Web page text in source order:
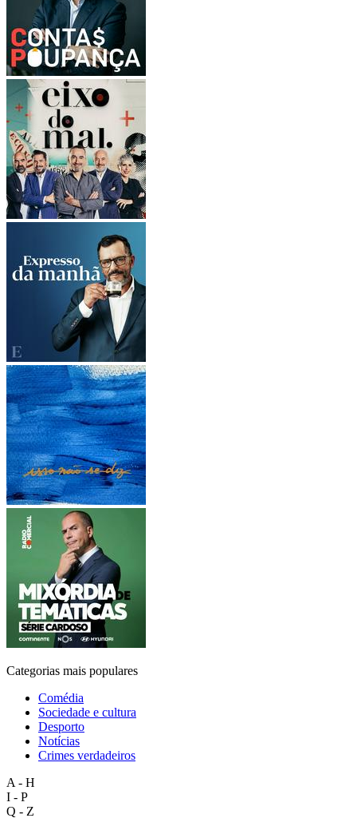
Categorias mais populares
Comédia
Sociedade e cultura
Desporto
Notícias
Crimes verdadeiros
A - H
I - P
Q - Z